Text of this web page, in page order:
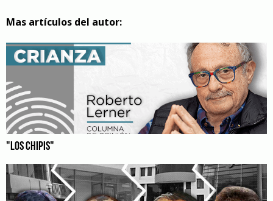
Mas artículos del autor:
"LOS CHIPIS"